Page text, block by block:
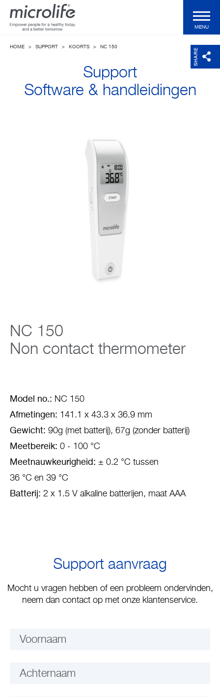
Voor de professional
MENU
SHARE
HOME > SUPPORT > KOORTS > NC 150
Support
Software & handleidingen
NC 150
Non contact thermometer
Model no.: NC 150
Afmetingen: 141.1 x 43.3 x 36.9 mm
Gewicht: 90g (met batterij), 67g (zonder batterij)
Meetbereik: 0 - 100 °C
Meetnauwkeurigheid: ± 0.2 °C tussen
36 °C en 39 °C
Batterij: 2 x 1.5 V alkaline batterijen, maat AAA
Support aanvraag
Mocht u vragen hebben of een probleem ondervinden,
neem dan contact op met onze klantenservice.
Voornaam
Achternaam